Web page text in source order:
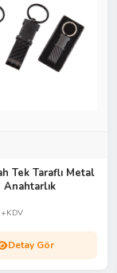
Tek Taraflı Metal
+KDV
Detay Gör